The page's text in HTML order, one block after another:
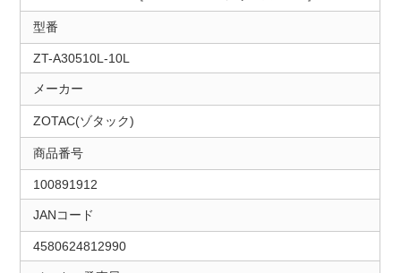
型番
ZT-A30510L-10L
メーカー
ZOTAC(ゾタック)
商品番号
100891912
JANコード
4580624812990